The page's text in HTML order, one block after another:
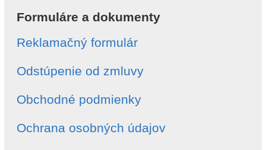
Formuláre a dokumenty
Reklamačný formulár
Odstúpenie od zmluvy
Obchodné podmienky
Ochrana osobných údajov